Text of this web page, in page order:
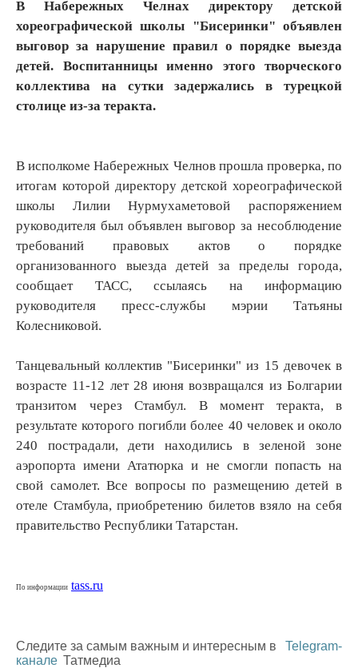
В Набережных Челнах директору детской
хореографической школы "Бисеринки" объявлен
выговор за нарушение правил о порядке выезда
детей. Воспитанницы именно этого творческого
коллектива на сутки задержались в турецкой
столице из-за теракта.
В исполкоме Набережных Челнов прошла проверка, по
итогам которой директору детской хореографической
школы Лилии Нурмухаметовой распоряжением
руководителя был объявлен выговор за несоблюдение
требований правовых актов о порядке
организованного выезда детей за пределы города,
сообщает ТАСС, ссылаясь на информацию
руководителя пресс-службы мэрии Татьяны
Колесниковой.
Танцевальный коллектив "Бисеринки" из 15 девочек в
возрасте 11-12 лет 28 июня возвращался из Болгарии
транзитом через Стамбул. В момент теракта, в
результате которого погибли более 40 человек и около
240 пострадали, дети находились в зеленой зоне
аэропорта имени Ататюрка и не смогли попасть на
свой самолет. Все вопросы по размещению детей в
отеле Стамбула, приобретению билетов взяло на себя
правительство Республики Татарстан.
По информации tass.ru
Следите за самым важным и интересным в
Telegram-
канале Татмедиа